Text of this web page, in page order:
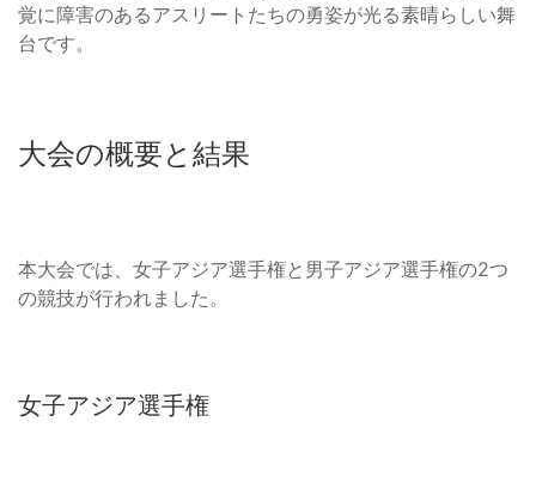
覚に障害のあるアスリートたちの勇姿が光る素晴らしい舞
台です。
大会の概要と結果
本大会では、女子アジア選手権と男子アジア選手権の2つ
の競技が行われました。
女子アジア選手権